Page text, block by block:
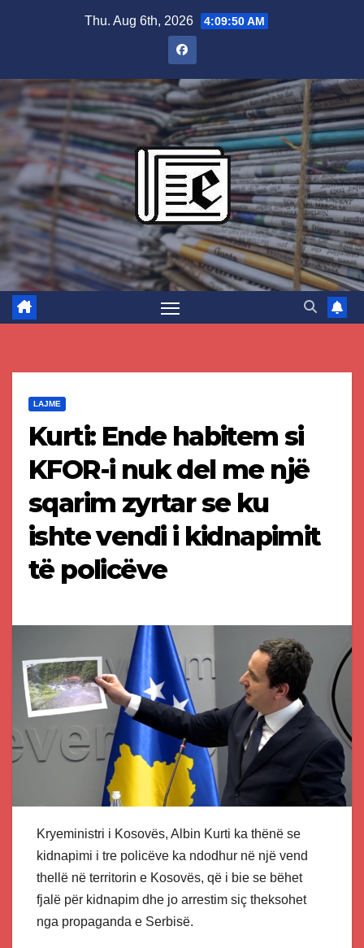
Thu. Aug 6th, 2026 4:09:51 AM
LAJME
Kurti: Ende habitem si
KFOR-i nuk del me një
sqarim zyrtar se ku
ishte vendi i kidnapimit
të policëve
Kryeministri i Kosovës, Albin Kurti ka thënë se
kidnapimi i tre policëve ka ndodhur në një vend
thellë në territorin e Kosovës, që i bie se bëhet
fjalë për kidnapim dhe jo arrestim siç theksohet
nga propaganda e Serbisë.